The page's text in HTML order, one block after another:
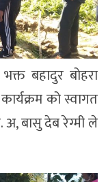
बहादुर बोहरा
को स्वागत
अ, बासु देब रेग्मी ले